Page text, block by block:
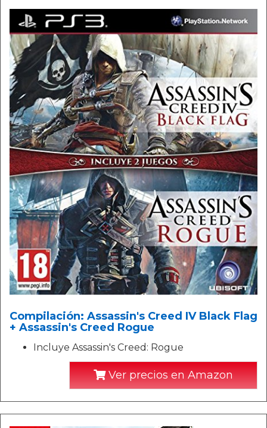
Compilación: Assassin's Creed IV Black Flag
+ Assassin's Creed Rogue
Incluye Assassin's Creed: Rogue
Ver precios en Amazon